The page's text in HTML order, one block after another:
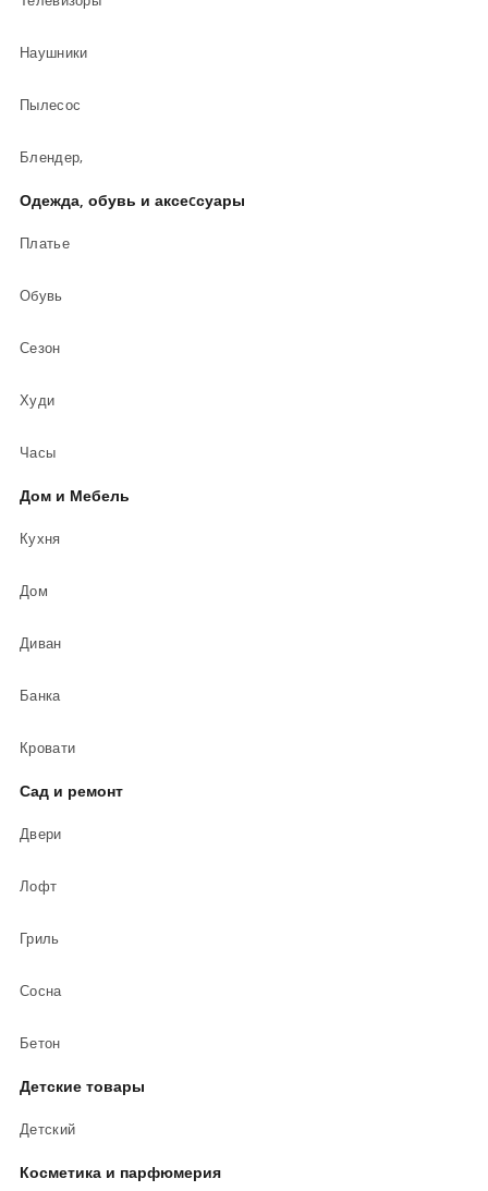
Наушники
Пылесос
Блендер,
Одежда, обувь и аксеcсуары
Платье
Обувь
Сезон
Худи
Часы
Дом и Мебель
Кухня
Дом
Диван
Банка
Кровати
Сад и ремонт
Двери
Лофт
Гриль
Сосна
Бетон
Детские товары
Детский
Косметика и парфюмерия